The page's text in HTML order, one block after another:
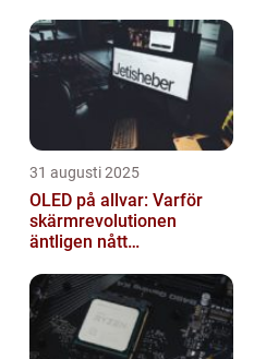
31 augusti 2025
OLED på allvar: Varför
skärmrevolutionen
äntligen nått